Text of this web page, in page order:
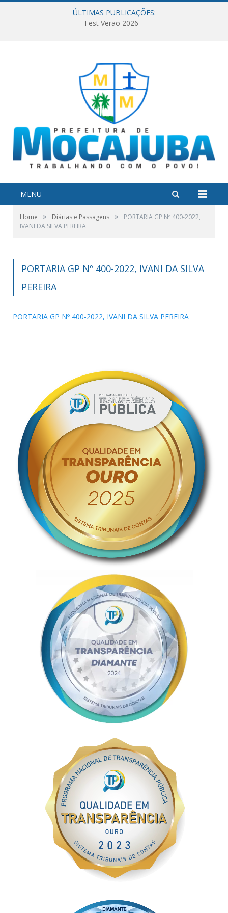
ÚLTIMAS PUBLICAÇÕES:
Fest Verão 2026
MENU
Home » Diárias e Passagens »
PORTARIA GP Nº 400-2022,
IVANI DA SILVA PEREIRA
PORTARIA GP Nº 400-2022, IVANI DA SILVA
PEREIRA
PORTARIA GP Nº 400-2022, IVANI DA SILVA PEREIRA